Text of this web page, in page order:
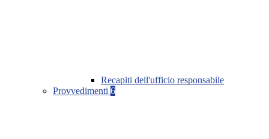
Recapiti dell'ufficio responsabile
Provvedimenti 6